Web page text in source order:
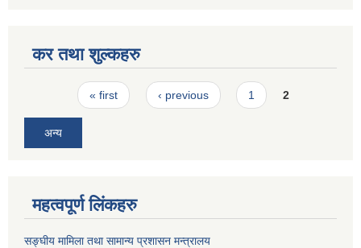
कर तथा शुल्कहरु
Pages« first ‹ previous 1 2
अन्य
महत्वपूर्ण लिंकहरु
सङ्घीय मामिला तथा सामान्य प्रशासन मन्त्रालय